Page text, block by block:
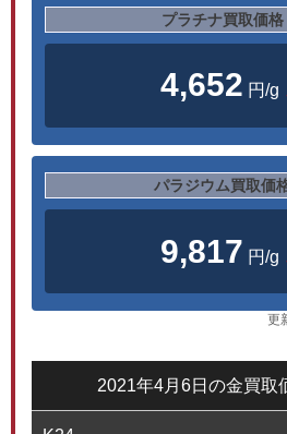
プラチナ買取価格
4,652 円/g
パラジウム買取価
9,817 円/g
更
2021年4月6日の金買取